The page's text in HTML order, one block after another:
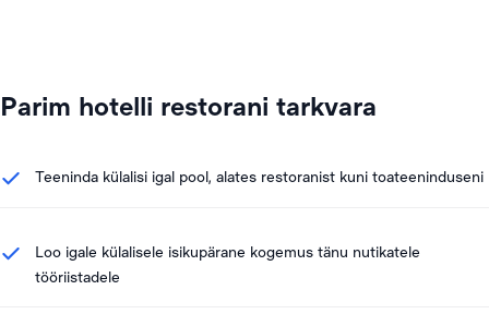
Parim hotelli restorani tarkvara
Teeninda külalisi igal pool, alates restoranist kuni toateeninduseni
Loo igale külalisele isikupärane kogemus tänu nutikatele
tööriistadele